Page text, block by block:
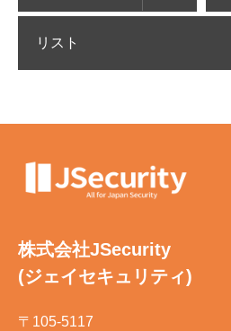
リスト
株式会社JSecurity
(ジェイセキュリティ)
〒105-5117